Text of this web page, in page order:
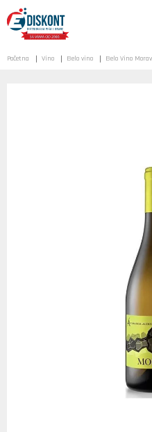
Početna Vino Belo vino Belo Vino